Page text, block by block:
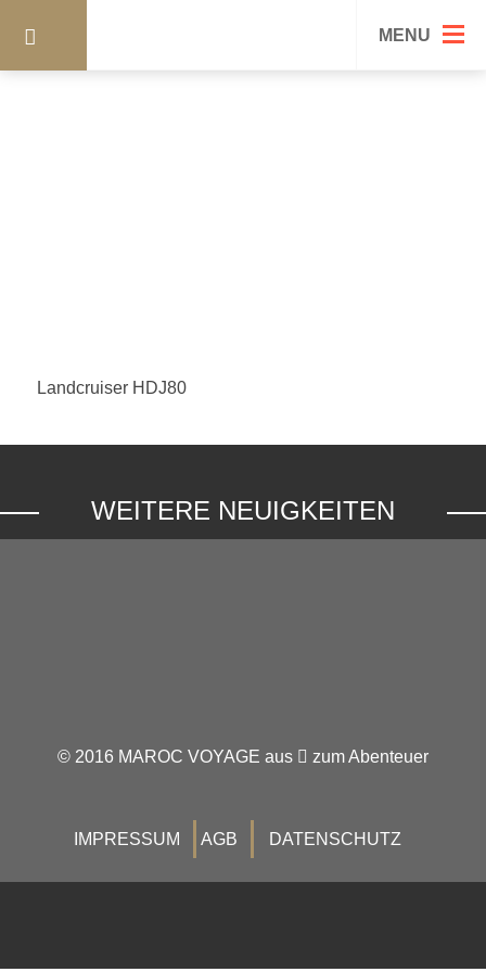
MENU
Landcruiser HDJ80
WEITERE NEUIGKEITEN
© 2016 MAROC VOYAGE aus zum Abenteuer
IMPRESSUM AGB DATENSCHUTZ